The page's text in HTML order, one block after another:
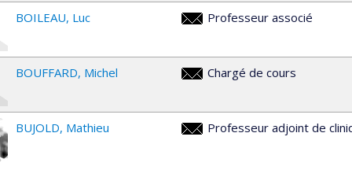
BOILEAU Luc
Professeur associé
BOUFFARD Michel
Chargé de cours
BUJOLD Mathieu
Professeur adjoint de